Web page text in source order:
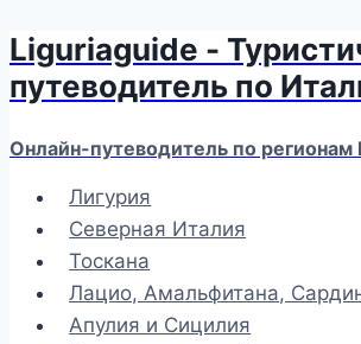
Перейти
к
содержимому
Liguriaguide -
путеводитель по
Онлайн-путеводитель по регионам
Лигурия
Северная Италия
Тоскана
Лацио, Амальфитана,
Апулия и Сицилия